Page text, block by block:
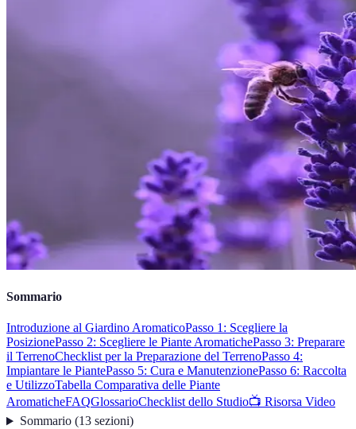
Sommario
Introduzione al Giardino AromaticoPasso 1: Scegliere la
PosizionePasso 2: Scegliere le Piante AromatichePasso 3: Preparare
il TerrenoChecklist per la Preparazione del TerrenoPasso 4:
Impiantare le PiantePasso 5: Cura e ManutenzionePasso 6: Raccolta
e UtilizzoTabella Comparativa delle Piante
AromaticheFAQGlossarioChecklist dello Studio📺 Risorsa Video
Sommario(13 sezioni)